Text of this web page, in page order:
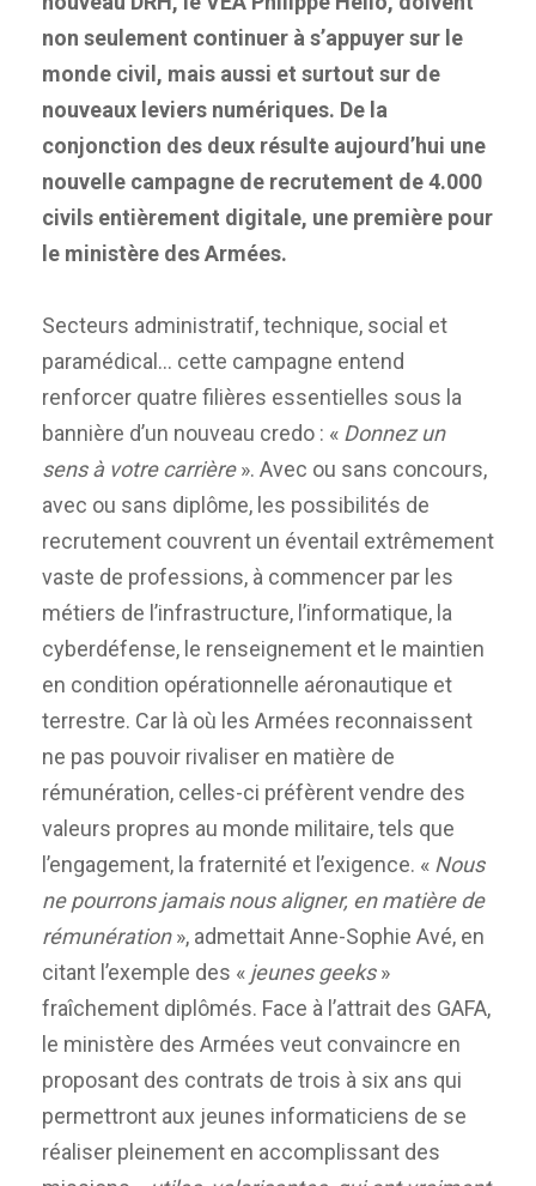
non seulement continuer à s’appuyer sur le
monde civil, mais aussi et surtout sur de
nouveaux leviers numériques. De la
conjonction des deux résulte aujourd’hui une
nouvelle campagne de recrutement de 4.000
civils entièrement digitale, une première pour
le ministère des Armées.
Secteurs administratif, technique, social et
paramédical… cette campagne entend
renforcer quatre filières essentielles sous la
bannière d’un nouveau credo : « Donnez un
sens à votre carrière». Avec ou sans concours,
avec ou sans diplôme, les possibilités de
recrutement couvrent un éventail extrêmement
vaste de professions, à commencer par les
métiers de l’infrastructure, l’informatique, la
cyberdéfense, le renseignement et le maintien
en condition opérationnelle aéronautique et
terrestre. Car là où les Armées reconnaissent
ne pas pouvoir rivaliser en matière de
rémunération, celles-ci préfèrent vendre des
valeurs propres au monde militaire, tels que
l’engagement, la fraternité et l’exigence. « Nous
ne pourrons jamais nous aligner, en matière de
rémunération», admettait Anne-Sophie Avé, en
citant l’exemple des « jeunes geeks»
fraîchement diplômés. Face à l’attrait des GAFA,
le ministère des Armées veut convaincre en
proposant des contrats de trois à six ans qui
permettront aux jeunes informaticiens de se
réaliser pleinement en accomplissant des